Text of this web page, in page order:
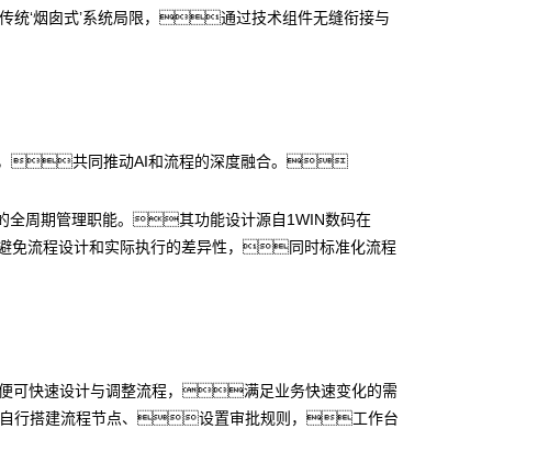
‘烟囱式’系统局限，通过技术组件无缝衔接与
，共同推动AI和流程的深度融合。
周期管理职能。其功能设计源自1WIN数码在
流程设计和实际执行的差异性，同时标准化流程
快速设计与调整流程，满足业务快速变化的需
行搭建流程节点、设置审批规则，工作台